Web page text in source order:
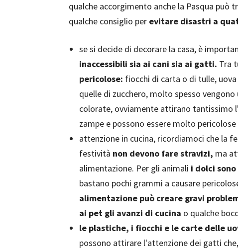
qualche accorgimento anche la Pasqua può
qualche consiglio per evitare disastri a
se si decide di decorare la casa, è
inaccessibili sia ai cani sia ai gatti. Tra
pericolose: fiocchi di carta o di tulle,
quelle di zucchero, molto spesso
colorate, ovviamente attirano tantissimo
zampe e possono essere molto
attenzione in cucina, ricordiamoci che la
festività non devono fare stravizi, ma
alimentazione. Per gli animali i dolci
bastano pochi grammi a causare
alimentazione può creare gravi
ai pet gli avanzi di cucina o qualche
le plastiche, i fiocchi e le carte delle
possono attirare l'attenzione dei gatti